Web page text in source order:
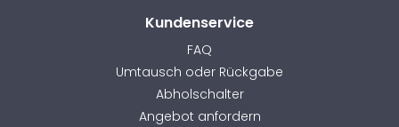
Kundenservice
FAQ
Umtausch oder Rückgabe
Abholschalter
Angebot anfordern